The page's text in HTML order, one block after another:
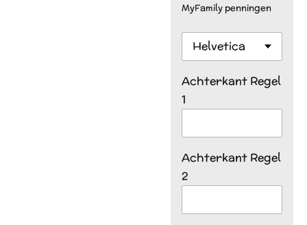
MyFamily penningen
Achterkant Regel
1
Achterkant Regel
2